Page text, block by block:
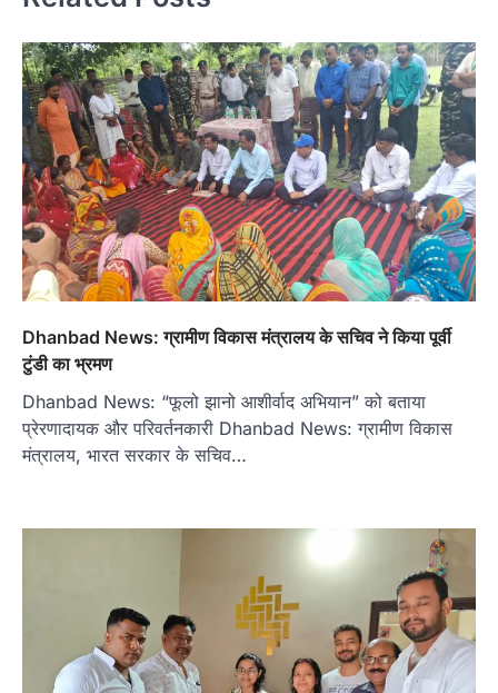
Dhanbad News: ग्रामीण विकास मंत्रालय के सचिव ने किया पूर्वी
टुंडी का भ्रमण
Dhanbad News: “फूलो झानो आशीर्वाद अभियान” को बताया
प्रेरणादायक और परिवर्तनकारी Dhanbad News: ग्रामीण विकास
मंत्रालय, भारत सरकार के सचिव…